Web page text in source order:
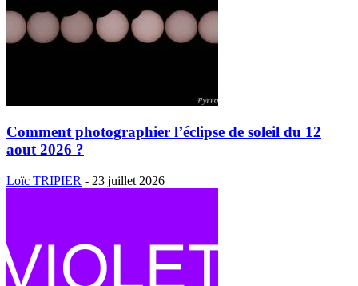
Comment photographier l’éclipse de soleil du 12
aout 2026 ?
Loïc TRIPIER - 23 juillet 2026